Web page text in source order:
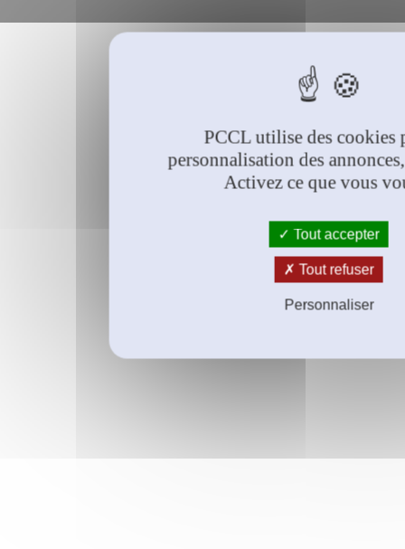
© PCCL2026
PCCL utilise des cookies
personnalisation des
Activez ce que vous
Tout accepter
Tout refuser
Personnaliser